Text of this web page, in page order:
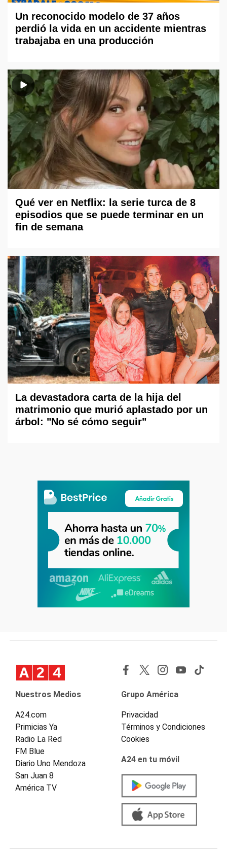
Un reconocido modelo de 37 años
perdió la vida en un accidente mientras
trabajaba en una producción
Qué ver en Netflix: la serie turca de 8
episodios que se puede terminar en un
fin de semana
La devastadora carta de la hija del
matrimonio que murió aplastado por un
árbol: "No sé cómo seguir"
Nuestros Medios
A24.com
Primicias Ya
Radio La Red
FM Blue
Diario Uno Mendoza
San Juan 8
América TV
Grupo América
Privacidad
Términos y Condiciones
Cookies
A24 en tu móvil